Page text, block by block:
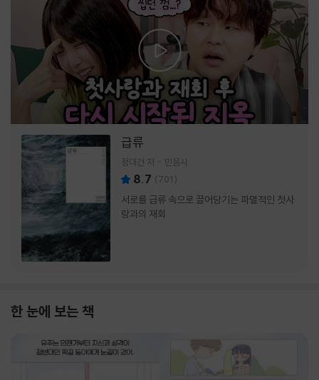
급류
정대건 저 민음사
8.7 (701 )
서로를 급류 속으로 끌어당기는 파멸적인 첫사
랑과의 재회
한 눈에 보는 책